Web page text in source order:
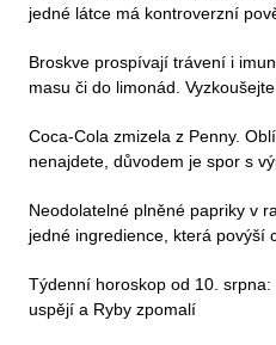
jedné látce má kontroverzní
Broskve prospívají trávení i
masu či do limonád.
Coca-Cola zmizela z Penny.
nenajdete, důvodem je spor s
Neodolatelné plněné papriky v
jedné ingredience, která povýší
Týdenní horoskop od 10.
uspějí a Ryby zpomalí